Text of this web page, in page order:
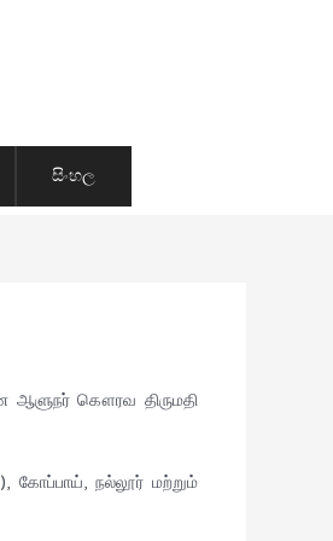
සිංහල
ஆளுநர் கௌரவ திருமதி
கோப்பாய், நல்லூர் மற்றும்